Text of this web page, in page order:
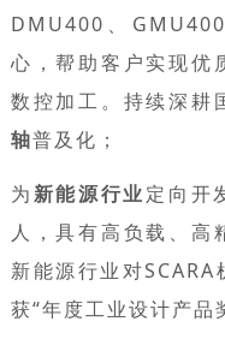
DMU400、
心，帮助客户实现优
数控加工。持续深耕
轴普及化；
为新能源行业定向开
人，具有高负载、高
新能源行业对
获“年度工业设计产品